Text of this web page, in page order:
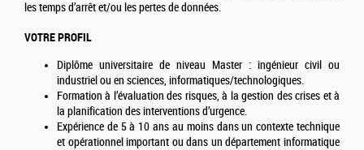
les temps d’arrêt et/ou les pertes de données.
VOTRE PROFIL
Diplôme universitaire de niveau Master : ingénieur civil ou
industriel ou en sciences, informatiques/technologiques.
Formation à l’évaluation des risques, à la gestion des crises et à
la planification des interventions d’urgence.
Expérience de 5 à 10 ans au moins dans un contexte technique
et opérationnel important ou dans un département informatique